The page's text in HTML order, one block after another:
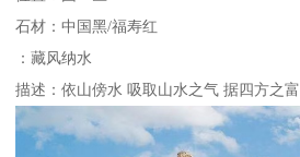
石材：中国黑/福寿红
：藏风纳水
描述：依山傍水 吸取山水之气 据四方之富